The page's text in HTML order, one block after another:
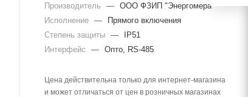
Производитель — ООО ФЗИП "Энергомера"
Исполнение —
Прямого включения
Степень защиты —
IP51
Интерфейс
— Опто, RS-485
Цена действительна только для интернет-магазина
и может отличаться от цен в розничных магазинах